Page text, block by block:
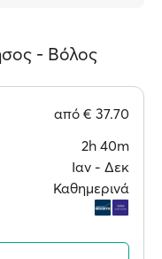
- Βόλος
από € 37.70
2h 40m
Ιαν ‐ Δεκ
Καθημερινά